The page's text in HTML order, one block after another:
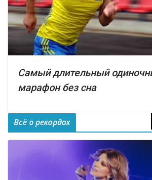
Самый длительный
марафон без сна
Всё о рекордах